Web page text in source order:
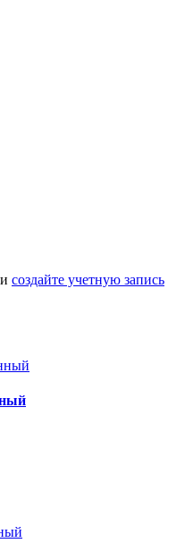
создайте учетную запись